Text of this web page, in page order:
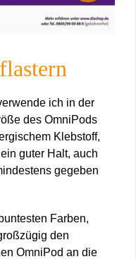
ich in der
des OmniPods
Klebstoff,
guter Halt, auch
gegeben
Farben,
den
OmniPod an die